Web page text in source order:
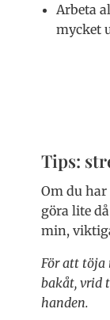
Arbeta
mycket
Tips:
Om du
göra lite
min,
För att töja
bakåt, vrid
handen.